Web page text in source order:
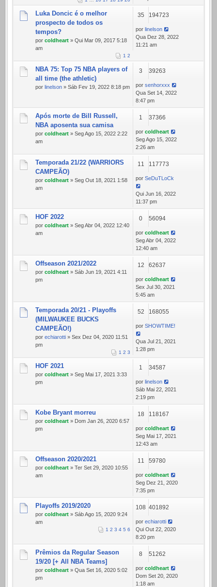
Luka Doncic é o melhor
prospecto de todos os
tempos?
por coldheart » Qui Mar 09, 2017 5:18
am
1 2
35 194723
por linelson
Qua Dez 28, 2022
11:21 am
NBA 75: Top 75 NBA players of
all time (the athletic)
por linelson » Sáb Fev 19, 2022 8:18 pm
3 39263
por senhorxxx
Qua Set 14, 2022
8:47 pm
Após morte de Bill Russell,
NBA aposenta sua camisa
por coldheart » Seg Ago 15, 2022 2:22
am
1 37366
por coldheart
Seg Ago 15, 2022
2:26 am
Temporada 21/22 (WARRIORS
CAMPEÃO)
por coldheart » Seg Out 18, 2021 1:58
am
11 117773
por SeDuTLoCk
Qui Jun 16, 2022
11:37 pm
HOF 2022
por coldheart » Seg Abr 04, 2022 12:40
am
0 56094
por coldheart
Seg Abr 04, 2022
12:40 am
Offseason 2021/2022
por coldheart » Sáb Jun 19, 2021 4:11
pm
12 62637
por coldheart
Sex Jul 30, 2021
5:45 am
Temporada 20/21 - Playoffs
(MILWAUKEE BUCKS
CAMPEÃO!)
por echiarotti » Sex Dez 04, 2020 11:51
pm
1 2 3
52 168055
por SHOWTIME!
Qua Jul 21, 2021
1:28 pm
HOF 2021
por coldheart » Seg Mai 17, 2021 3:33
pm
1 34587
por linelson
Sáb Mai 22, 2021
2:19 pm
Kobe Bryant morreu
por coldheart » Dom Jan 26, 2020 6:57
pm
18 118167
por coldheart
Seg Mai 17, 2021
12:43 am
Offseason 2020/2021
por coldheart » Ter Set 29, 2020 10:55
am
11 59780
por coldheart
Seg Dez 21, 2020
7:35 pm
Playoffs 2019/2020
por coldheart » Sáb Ago 15, 2020 9:24
am
1 2 3 4 5 6
108 401892
por echiarotti
Qui Out 22, 2020
8:20 pm
Prêmios da Regular Season
19/20 [+ All NBA Teams]
por coldheart » Qua Set 16, 2020 5:02
pm
8 51262
por coldheart
Dom Set 20, 2020
1:18 am